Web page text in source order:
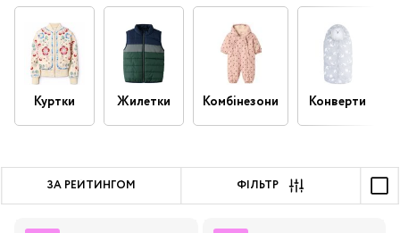
Куртки Жилетки Комбінезони Конверти
ЗА РЕЙТИНГОМ ФІЛЬТР